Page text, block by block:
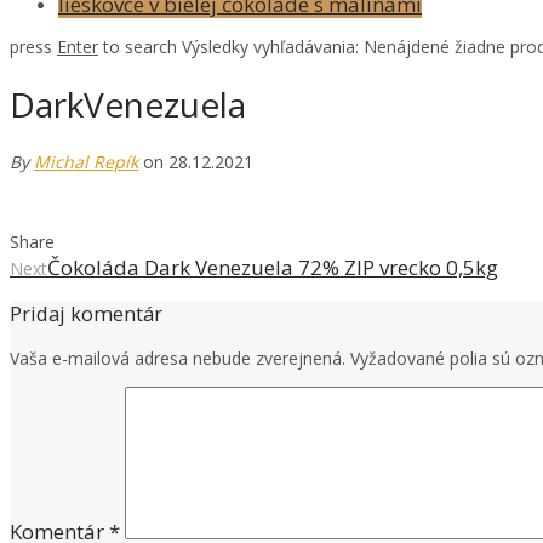
press Enterto search Výsledky vyhľadávania: Nenájdené žiadne
DarkVenezuela
ByMichal Repík on 28.12.2021
Share
NextČokoláda Dark Venezuela 72% ZIP vrecko 0,5kg
Pridaj komentár
Vaša e-mailová adresa nebude zverejnená. Vyžadované polia sú
Komentár*